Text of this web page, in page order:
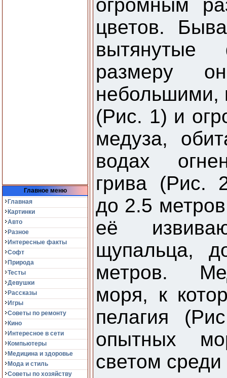
Главное меню
Главная
Картинки
Авто
Разное
Интересные факты
Софт
Природа
Тесты
Девушки
Рассказы
Игры
Советы по ремонту
Кино
Интересное в сети
Компьютеры
Медицина и здоровье
Мода и стиль
Советы по хозяйству
огромным
цветов.
размеру
небольшими,
(Рис. 1) и
медуза,
водах
грива (Рис.
до 2.5
её
щупальца,
метров.
моря, к
пелагия
опытных
светом среди